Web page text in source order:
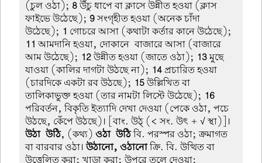
(চুল ওঠা); 8উঁচু ধাপে বা ক্লাসে উন্নীত হওয়া (ক্লাস
ফাইভে উঠেছে); 9সংগৃহীত হওয়া (অনেক চাঁদা
উঠেছে); 1 গোচরে আসা (কথাটা কর্তার কানে উঠেছে);
11 আমদানি হওয়া, দোকানে-বাজারে আসা (বাজারে
আম উঠেছে); 12উন্নীত হওয়া (জাতে ওঠা); 13মুছে
যাওয়া (কালির দাগটা উঠছে না); 14প্রচারিত হওয়া
(চারদিকে একটা রব উঠছে); 15উল্লিখিত বা
তালিকাভুক্ত হওয়া (তার নামটা লিস্টে উঠেছে); 16
পরিবর্তন, বিকৃতি ইত্যাদি দেখা দেওয়া (পেকে ওঠা, পচে
উঠছে, কেঁপে উঠছে)। [বাং. উঠ্ (< সং. উৎ + √ স্থা)]।
উঠা-উঠি, (কথ্য)ওঠা-উঠিবি. পরস্পর ওঠা; ক্রমাগত
বা বারবার ওঠা।উঠানো, ওঠানোক্রি. বি. উত্থিত বা
উত্তেলিত করা; খাড়া করা; উপরে তুলে দেওয়া;